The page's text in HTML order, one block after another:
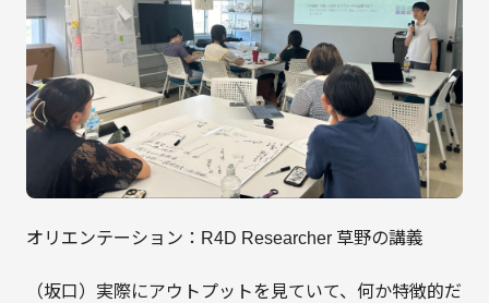
オリエンテーション：R4D Researcher 草野の講義
（坂口）実際にアウトプットを見ていて、何か特徴的だ